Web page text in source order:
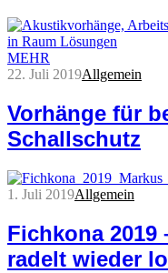
MEHR
22. Juli 2019Allgemein
Vorhänge für
Schallschutz
1. Juli 2019Allgemein
Fichkona 2019
radelt wieder